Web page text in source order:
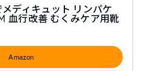
ディキュット リンパケ
血行改善 むくみケア用靴
Amazon